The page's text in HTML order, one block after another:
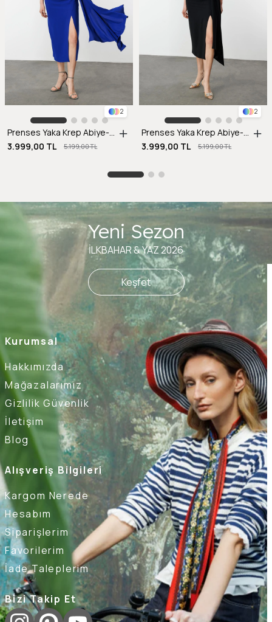
2
Prenses Yaka Krep Abiye-SAX
3.999,00 TL
5.199,00 TL
2
Prenses Yaka Krep Abiye-SİYAH
3.999,00 TL
5.199,00 TL
Kurumsal
Hakkımızda
Mağazalarımız
Gizlilik Güvenlik
İletişim
Blog
Alışveriş Bilgileri
Kargom Nerede
Hesabım
Siparişlerim
Favorilerim
İade Taleplerim
Bizi Takip Et
Yeni Sezon
İLKBAHAR & YAZ 2026
Keşfet